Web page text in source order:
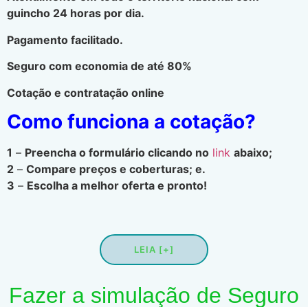
guincho 24 horas por dia.
Pagamento facilitado.
Seguro com economia de até 80%
Cotação e contratação online
Como funciona a cotação?
1 – Preencha o formulário clicando no link abaixo;
2 – Compare preços e coberturas; e.
3 – Escolha a melhor oferta e pronto!
LEIA [+]
Fazer a simulação de Seguro